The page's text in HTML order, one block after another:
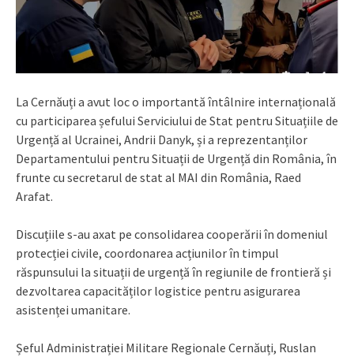
La Cernăuți a avut loc o importantă întâlnire internațională
cu participarea șefului Serviciului de Stat pentru Situațiile de
Urgență al Ucrainei, Andrii Danyk, și a reprezentanților
Departamentului pentru Situații de Urgență din România, în
frunte cu secretarul de stat al MAI din România, Raed
Arafat.
Discuțiile s-au axat pe consolidarea cooperării în domeniul
protecției civile, coordonarea acțiunilor în timpul
răspunsului la situații de urgență în regiunile de frontieră și
dezvoltarea capacităților logistice pentru asigurarea
asistenței umanitare.
Șeful Administrației Militare Regionale Cernăuți, Ruslan